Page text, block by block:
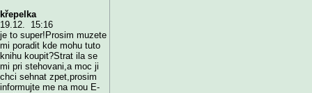
křepelka
19.12. 15:16
je to super!Prosim muzete
mi poradit kde mohu tuto
knihu koupit?Strat ila se
mi pri stehovani,a moc ji
chci sehnat zpet,prosim
informujte me na mou E-